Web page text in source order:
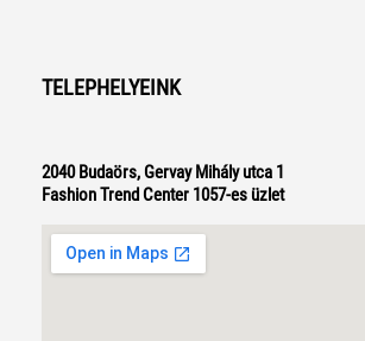
TELEPHELYEINK
2040 Budaörs, Gervay Mihály utca 1
Fashion Trend Center 1057-es üzlet